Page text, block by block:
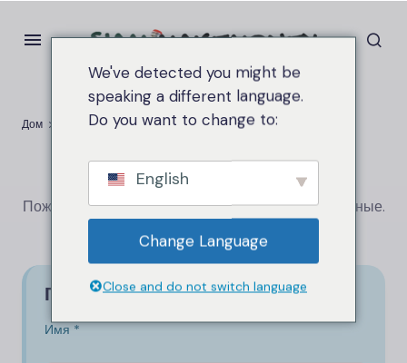
Дом Контакты
Связаться с нами
Пожалуйста, предоставьте все необходимые данные.
Готовы начать?
Имя *
We've detected you might be
speaking a different language.
Do you want to change to:
English
Change Language
Close and do not switch language